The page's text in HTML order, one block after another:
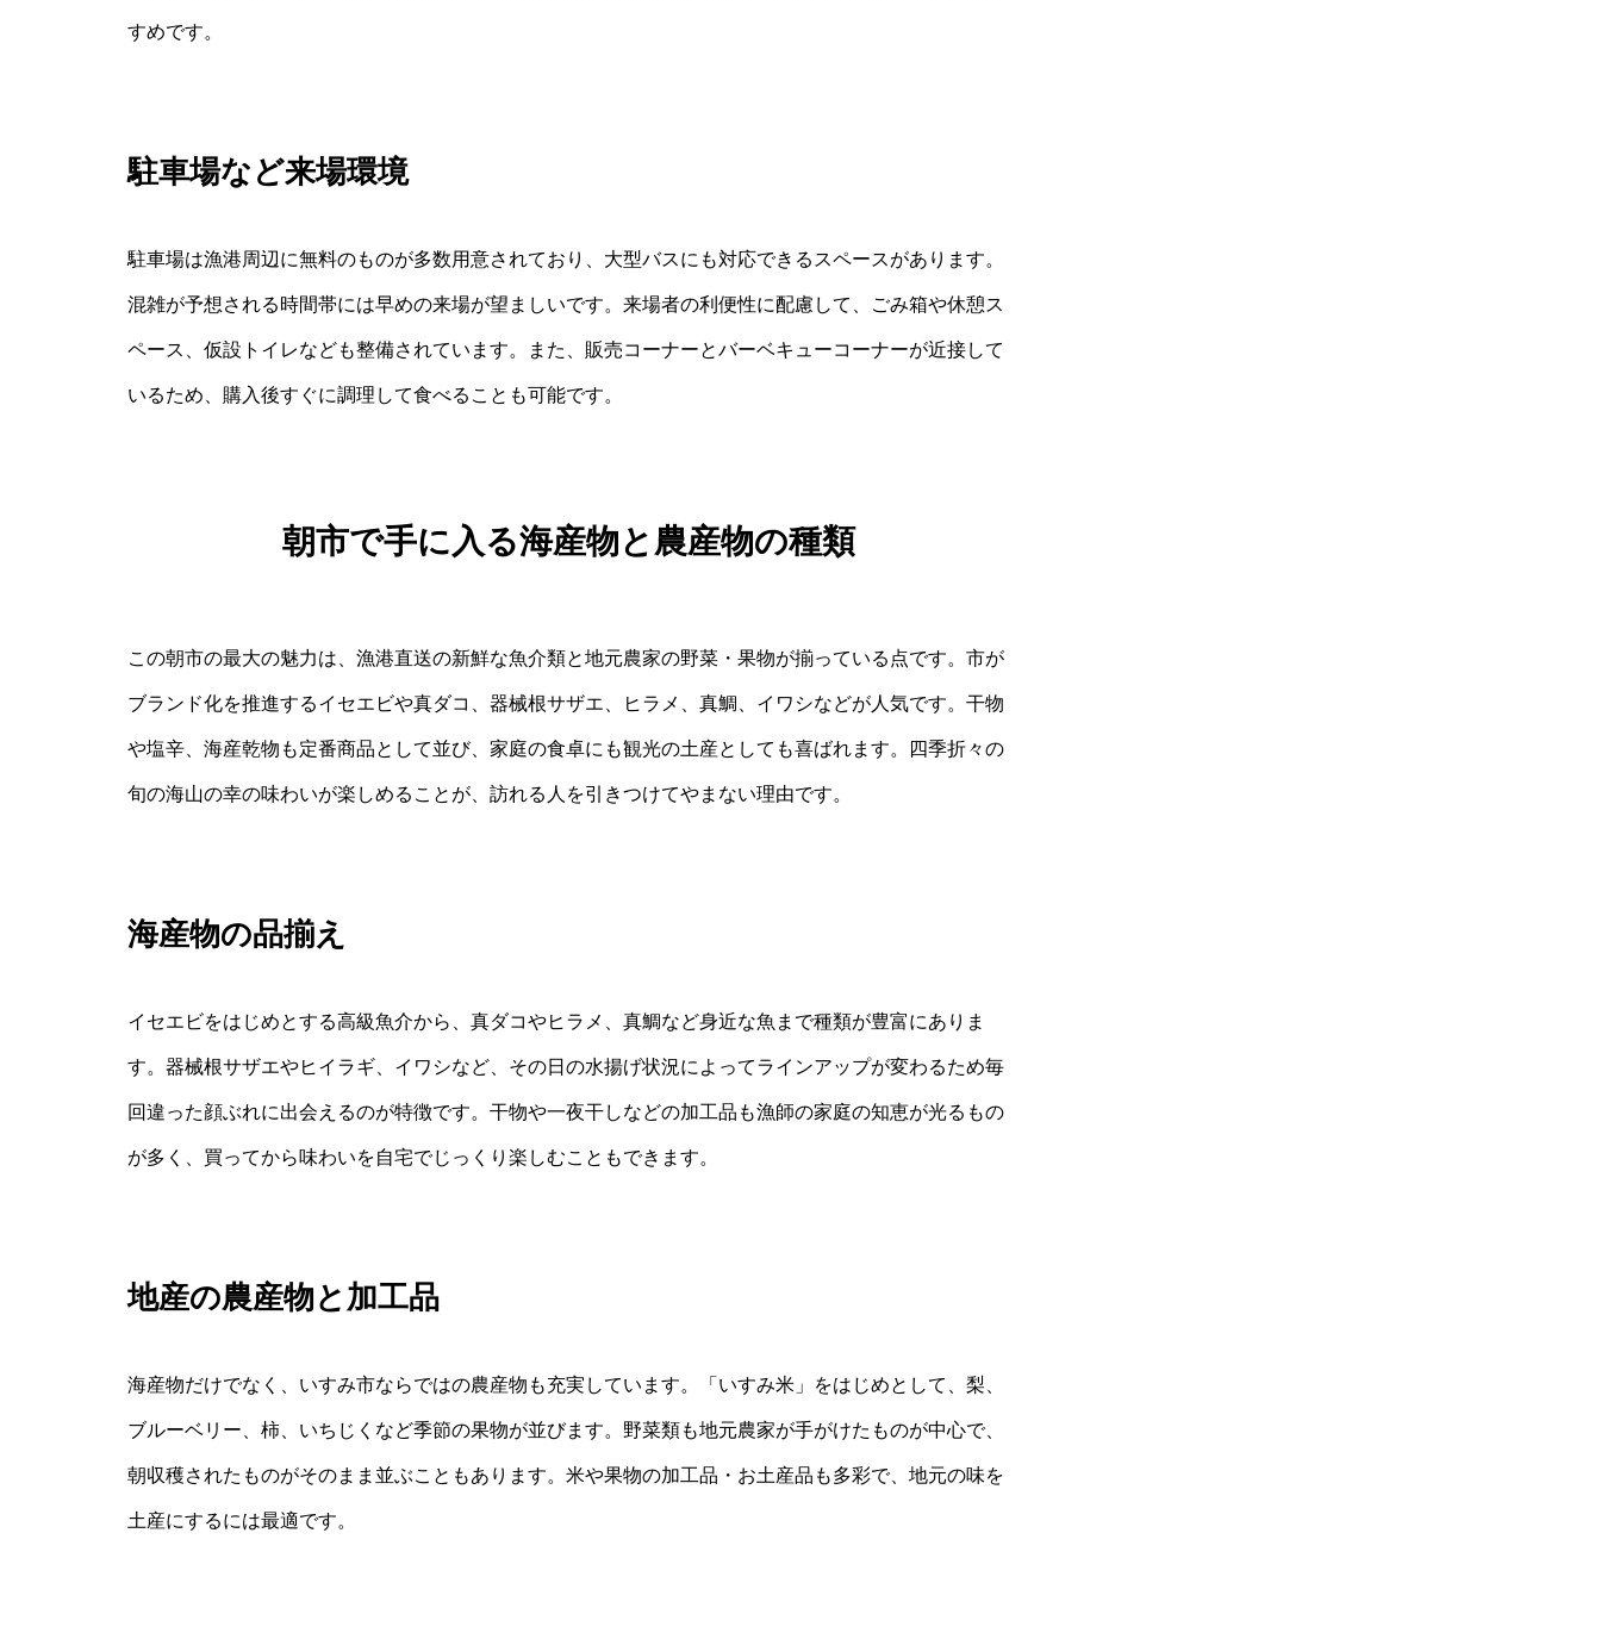
すめです。
駐車場など来場環境
駐車場は漁港周辺に無料のものが多数用意されており、大型バスにも対応できるスペースがあります。
混雑が予想される時間帯には早めの来場が望ましいです。来場者の利便性に配慮して、ごみ箱や休憩ス
ペース、仮設トイレなども整備されています。また、販売コーナーとバーベキューコーナーが近接して
いるため、購入後すぐに調理して食べることも可能です。
朝市で手に入る海産物と農産物の種類
この朝市の最大の魅力は、漁港直送の新鮮な魚介類と地元農家の野菜・果物が揃っている点です。市が
ブランド化を推進するイセエビや真ダコ、器械根サザエ、ヒラメ、真鯛、イワシなどが人気です。干物
や塩辛、海産乾物も定番商品として並び、家庭の食卓にも観光の土産としても喜ばれます。四季折々の
旬の海山の幸の味わいが楽しめることが、訪れる人を引きつけてやまない理由です。
海産物の品揃え
イセエビをはじめとする高級魚介から、真ダコやヒラメ、真鯛など身近な魚まで種類が豊富にありま
す。器械根サザエやヒイラギ、イワシなど、その日の水揚げ状況によってラインアップが変わるため毎
回違った顔ぶれに出会えるのが特徴です。干物や一夜干しなどの加工品も漁師の家庭の知恵が光るもの
が多く、買ってから味わいを自宅でじっくり楽しむこともできます。
地産の農産物と加工品
海産物だけでなく、いすみ市ならではの農産物も充実しています。「いすみ米」をはじめとして、梨、
ブルーベリー、柿、いちじくなど季節の果物が並びます。野菜類も地元農家が手がけたものが中心で、
朝収穫されたものがそのまま並ぶこともあります。米や果物の加工品・お土産品も多彩で、地元の味を
土産にするには最適です。